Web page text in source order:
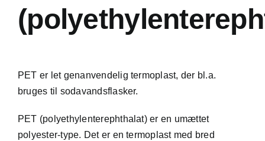
PET er let genanvendelig termoplast, der bl.a.
bruges til sodavandsflasker.
PET (polyethylenterephthalat) er en umættet
polyester-type. Det er en termoplast med bred